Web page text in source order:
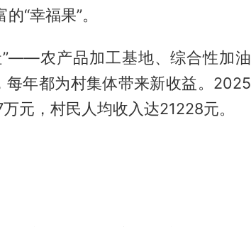
“幸福果”。
”——农产品加工基地、综合性加油
年都为村集体带来新收益。2025
元，村民人均收入达21228元。